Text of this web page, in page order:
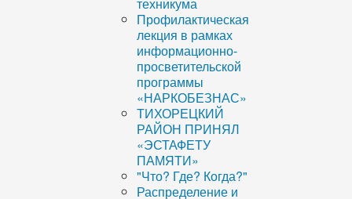
Профилактическая
лекция в рамках
информационно-
просветительской
программы
«НАРКОБЕЗНАС»
ТИХОРЕЦКИЙ
РАЙОН ПРИНЯЛ
«ЭСТАФЕТУ
ПАМЯТИ»
"Что? Где? Когда?"
Распределение и